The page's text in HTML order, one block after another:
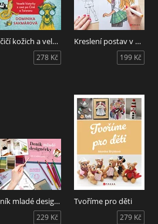
Kočičí kožich a velbloud u Velké čínské zdi
278 Kč
Kreslení postav v manga stylu
199 Kč
Deník mladé designérky
229 Kč
Tvoříme pro děti
279 Kč